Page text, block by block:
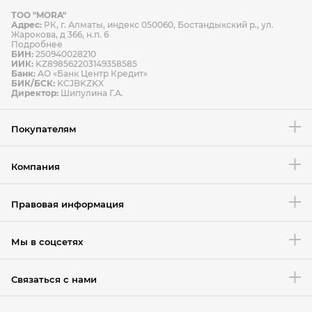
Способы оплаты Способы доставки
Условия возврата товара
ТОО "MORA"
Адрес: РК, г. Алматы, индекс 050060, Бостандыкский р., ул.
Жарокова, д 366, н.п. 6
Подробнее
БИН: 250940028210
ИИК: KZ898562203149358585
Банк: АО «Банк Центр Кредит»
БИК/БСК: KCJBKZKX
Директор: Шипулина Г.А.
Покупателям
Компания
Правовая информация
Мы в соцсетях
Связаться с нами